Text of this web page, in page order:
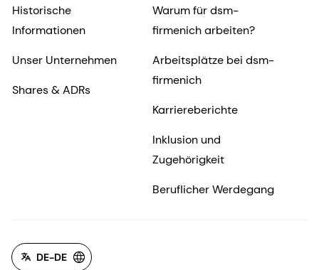
Historische
Informationen
Unser Unternehmen
Shares & ADRs
Warum für dsm-
firmenich arbeiten?
Arbeitsplätze bei dsm-
firmenich
Karriereberichte
Inklusion und
Zugehörigkeit
Beruflicher Werdegang
DE-DE